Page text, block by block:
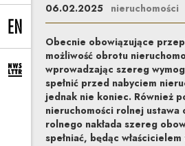
Change language to EN
rozwiń formularz zapisu na newsletter
06.02.2025 nieruchomości
Obecnie obowiązujące
możliwość obrotu
wprowadzając szereg
spełnić przed nabyciem
jednak nie koniec. Również
nieruchomości rolnej ustawa
rolnego nakłada szereg
spełniać, będąc